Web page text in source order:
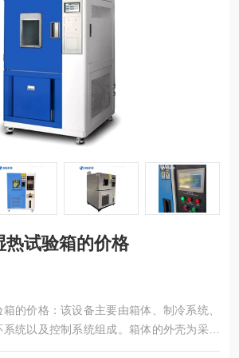
热试验箱的价格
的价格：该设备主要由箱体、制冷系统、
统以及控制系统组成。箱体的外壳为采用
面不锈钢，内胆采用优质镜面不锈钢板，